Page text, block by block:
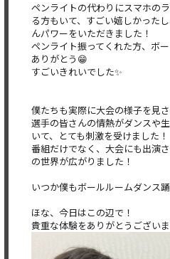
ペンライトの代わりにスマホの
る方もいて、すごい嬉しかった
んパワーをいただきました！
ペンライト振ってくれた方、ボ
ありがとう😁
すごいきれいでした✨
僕たちも実際に大会の様子を見
選手の皆さんの情熱がダンスや
いて、とても刺激を受けました！
番組だけでなく、大会にも出演
の世界が広がりました！
いつか僕もボールルームダンス
ほな、今日はこの辺で！
貴重な体験をありがとうござい